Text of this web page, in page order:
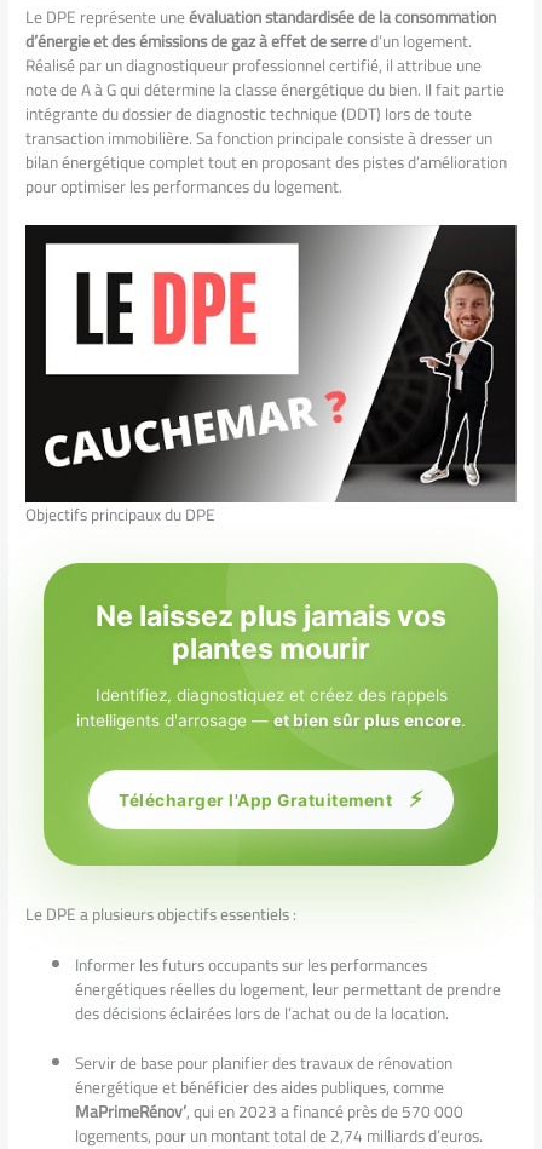
Le DPE représente uneévaluation standardisée de la consommation
d’énergie et des émissions de gaz à effet de serred’un logement.
Réalisé par un diagnostiqueur professionnel certifié, il attribue une
note de A à G qui détermine la classe énergétique du bien. Il fait partie
intégrante du dossier de diagnostic technique (DDT) lors de toute
transaction immobilière. Sa fonction principale consiste à dresser un
bilan énergétique complet tout en proposant des pistes d’amélioration
pour optimiser les performances du logement.
Objectifs principaux du DPE
Ne laissez plus jamais vos
plantes mourir
Identifiez, diagnostiquez et créez des rappels
intelligents d'arrosage — et bien sûr plus encore.
Télécharger l'App Gratuitement ⚡
Le DPE a plusieurs objectifs essentiels :
Informer les futurs occupants sur les performances
énergétiques réelles du logement, leur permettant de prendre
des décisions éclairées lors de l’achat ou de la location.
Servir de base pour planifier des travaux de rénovation
énergétique et bénéficier des aides publiques, comme
MaPrimeRénov’, qui en 2023 a financé près de 570 000
logements, pour un montant total de 2,74 milliards d’euros.